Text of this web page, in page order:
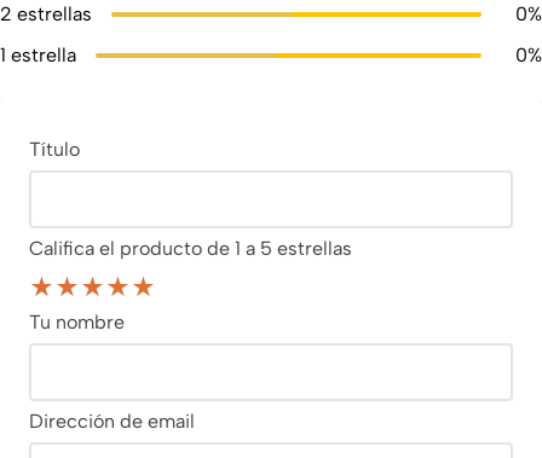
2 estrellas
0%
1 estrella
0%
Título
Califica el producto de 1 a 5 estrellas
★★★★★
Tu nombre
Dirección de email